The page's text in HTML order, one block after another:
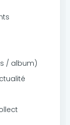
/ album)